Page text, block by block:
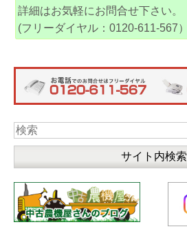
詳細はお気軽にお問合せ下さい。
(フリーダイヤル：0120-611-567）